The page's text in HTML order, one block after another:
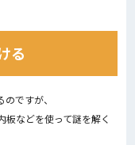
る
ですが、
などを使って謎を解く